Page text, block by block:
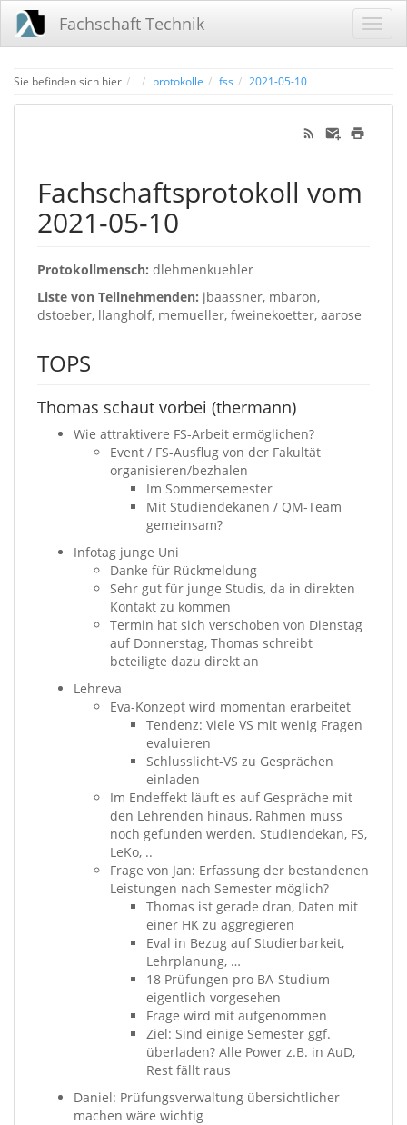
Fachschaft Technik
Sie befinden sich hier Homeprotokolle fss 2021-05-10
Fachschaftsprotokoll vom
2021-05-10
Protokollmensch: dlehmenkuehler
Liste von Teilnehmenden: jbaassner, mbaron,
dstoeber, llangholf, memueller, fweinekoetter, aarose
TOPS
Thomas schaut vorbei (thermann)
Wie attraktivere FS-Arbeit ermöglichen?
Event / FS-Ausflug von der Fakultät
organisieren/bezhalen
Im Sommersemester
Mit Studiendekanen / QM-Team
gemeinsam?
Infotag junge Uni
Danke für Rückmeldung
Sehr gut für junge Studis, da in direkten
Kontakt zu kommen
Termin hat sich verschoben von Dienstag
auf Donnerstag, Thomas schreibt
beteiligte dazu direkt an
Lehreva
Eva-Konzept wird momentan erarbeitet
Tendenz: Viele VS mit wenig Fragen
evaluieren
Schlusslicht-VS zu Gesprächen
einladen
Im Endeffekt läuft es auf Gespräche mit
den Lehrenden hinaus, Rahmen muss
noch gefunden werden. Studiendekan, FS,
LeKo, ..
Frage von Jan: Erfassung der bestandenen
Leistungen nach Semester möglich?
Thomas ist gerade dran, Daten mit
einer HK zu aggregieren
Eval in Bezug auf Studierbarkeit,
Lehrplanung, …
18 Prüfungen pro BA-Studium
eigentlich vorgesehen
Frage wird mit aufgenommen
Ziel: Sind einige Semester ggf.
überladen? Alle Power z.B. in AuD,
Rest fällt raus
Daniel: Prüfungsverwaltung übersichtlicher
machen wäre wichtig